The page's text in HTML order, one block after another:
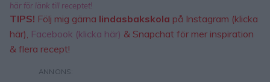
här för länk till receptet!
TIPS! Följ mig gärna lindasbakskola på Instagram (klicka
här), Facebook (klicka här) & Snapchat för mer inspiration
& flera recept!